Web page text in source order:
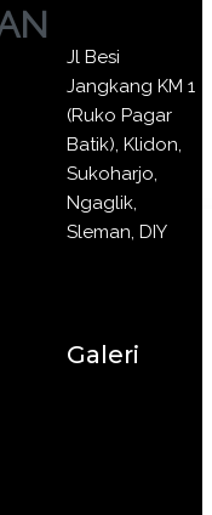
Jl Besi
Jangkang KM 1
(Ruko Pagar
Batik), Klidon,
Sukoharjo,
Ngaglik,
Sleman, DIY
Galeri